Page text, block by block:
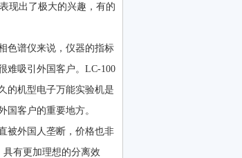
现出了极大的兴趣，有的
色谱仪来说，仪器的指标
难吸引外国客户。LC-100
的机型电子万能实验机是
客户的重要地方。
被外国人垄断，价格也非
具有更加理想的分离效